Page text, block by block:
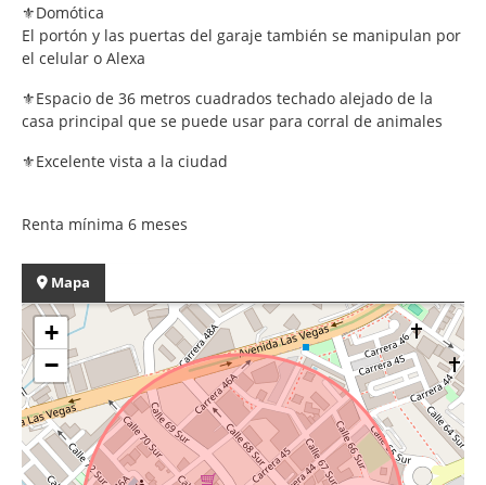
⚜️Domótica
El portón y las puertas del garaje también se manipulan por
el celular o Alexa
⚜️Espacio de 36 metros cuadrados techado alejado de la
casa principal que se puede usar para corral de animales
⚜️Excelente vista a la ciudad
Renta mínima 6 meses
Mapa
+
−